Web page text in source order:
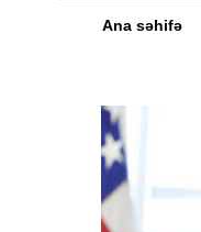
Ana səhifə